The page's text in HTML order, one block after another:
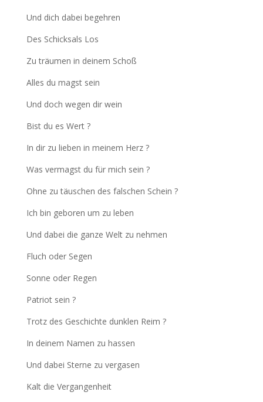
Und dich dabei begehren
Des Schicksals Los
Zu träumen in deinem Schoß
Alles du magst sein
Und doch wegen dir wein
Bist du es Wert ?
In dir zu lieben in meinem Herz ?
Was vermagst du für mich sein ?
Ohne zu täuschen des falschen Schein ?
Ich bin geboren um zu leben
Und dabei die ganze Welt zu nehmen
Fluch oder Segen
Sonne oder Regen
Patriot sein ?
Trotz des Geschichte dunklen Reim ?
In deinem Namen zu hassen
Und dabei Sterne zu vergasen
Kalt die Vergangenheit